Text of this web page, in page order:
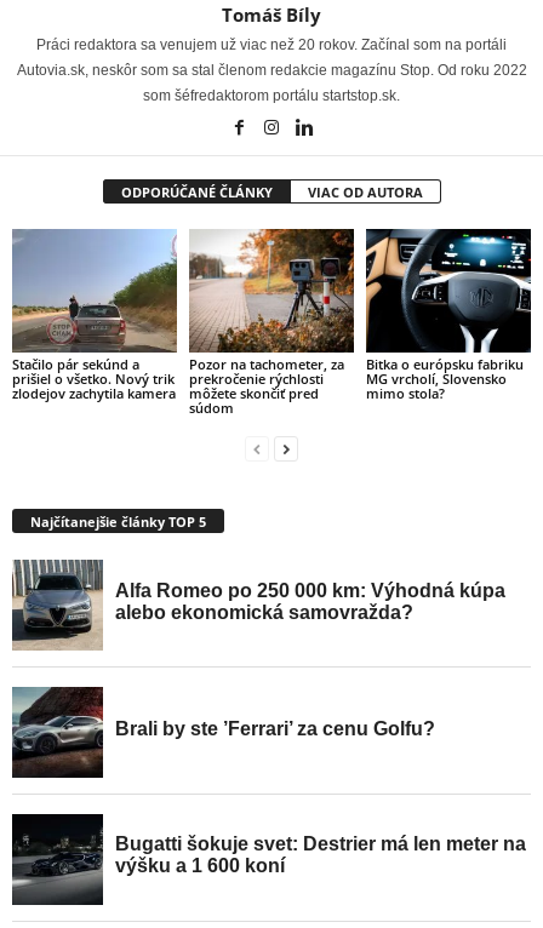
Tomáš Bíly
Práci redaktora sa venujem už viac než 20 rokov. Začínal som na portáli
Autovia.sk, neskôr som sa stal členom redakcie magazínu Stop. Od roku 2022
som šéfredaktorom portálu startstop.sk.
ODPORÚČANÉ ČLÁNKY VIAC OD AUTORA
Stačilo pár sekúnd a
prišiel o všetko. Nový trik
zlodejov zachytila kamera
Pozor na tachometer, za
prekročenie rýchlosti
môžete skončiť pred
súdom
Bitka o európsku fabriku
MG vrcholí, Slovensko
mimo stola?
Najčítanejšie články TOP 5